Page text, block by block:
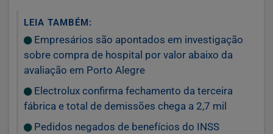
LEIA TAMBÉM:
Empresários são apontados em investigação
sobre compra de hospital por valor abaixo da
avaliação em Porto Alegre
Electrolux confirma fechamento da terceira
fábrica e total de demissões chega a 2,7 mil
Pedidos negados de benefícios do INSS